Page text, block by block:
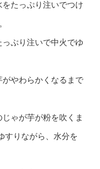
たっぷり注いでつけ
ぷり注いで中火でゆ
やわらかくなるまで
ゃが芋が粉を吹くま
すりながら、水分を